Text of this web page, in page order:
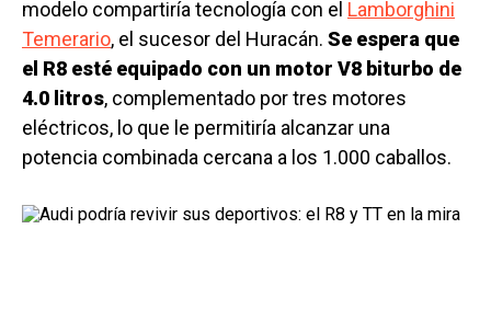
modelo compartiría tecnología con el Lamborghini
Temerario, el sucesor del Huracán. Se espera que
el R8 esté equipado con un motor V8 biturbo de
4.0 litros, complementado por tres motores
eléctricos, lo que le permitiría alcanzar una
potencia combinada cercana a los 1.000 caballos.